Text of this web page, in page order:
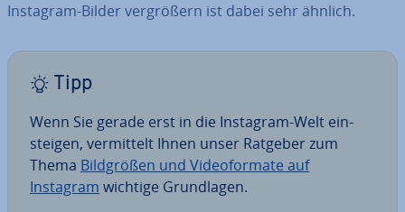
Instagram-Bilder ver­grö­ßern ist dabei sehr ähnlich.
Tipp
Wenn Sie gerade erst in die Instagram-Welt ein­
stei­gen, ver­mit­telt Ihnen unser Ratgeber zum
Thema Bild­grö­ßen und Vi­deo­for­ma­te auf
Instagram wichtige Grund­la­gen.